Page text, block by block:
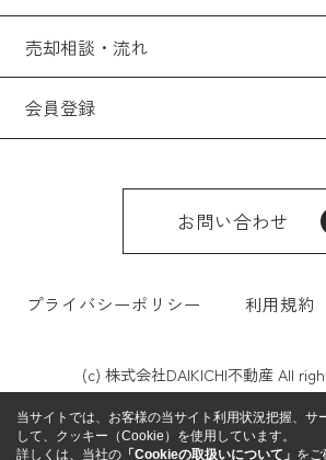
売却相談・流れ
会員登録
お問い合わせ
プライバシーポリシー 利用規約
(c) 株式会社DAIKICHI不動産 All
当サイトでは、お客様の当サイト利用状況把握、サ
して、クッキー（Cookie）を使用しています。
詳しくは、当社の 「Cookieの取扱いについて」 をご